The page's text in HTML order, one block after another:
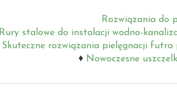
Rozwiązania do
Rury stalowe do instalacji wodno-
Skuteczne rozwiązania pielęgnacji futra
Nowoczesne